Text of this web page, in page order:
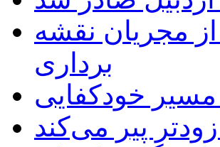
مجریان نقشه
برداری
خودکفایی
پیر می‌کند